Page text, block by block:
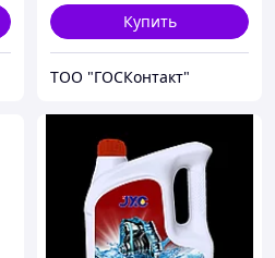
Купить
ТОО "ГОСКонтакт"